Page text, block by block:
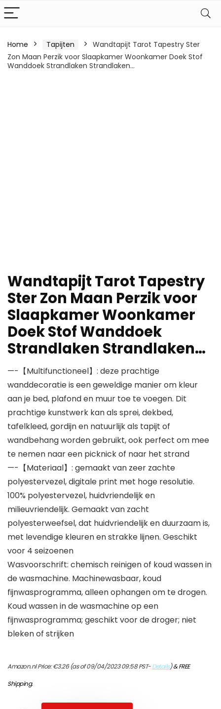
Home Tapijten
Wandtapijt Tarot Tapestry Ster
Zon Maan Perzik voor Slaapkamer Woonkamer Doek Stof
Wanddoek Strandlaken Strandlaken…
Wandtapijt Tarot Tapestry
Ster Zon Maan Perzik voor
Slaapkamer Woonkamer
Doek Stof Wanddoek
Strandlaken Strandlaken…
—-【Multifunctioneel】: deze prachtige
wanddecoratie is een geweldige manier om kleur
aan je bed, plafond en muur toe te voegen. Dit
prachtige kunstwerk kan als sprei, dekbed,
tafelkleed, gordijn en natuurlijk als tapijt of
wandbehang worden gebruikt, ook perfect om mee
te nemen naar een picknick of naar het strand
—-【Materiaal】: gemaakt van zeer zachte
polyestervezel, digitale print met hoge resolutie.
100% polyestervezel, huidvriendelijk en
milieuvriendelijk. Gemaakt van zacht
polyesterweefsel, dat huidvriendelijk en duurzaam is,
met levendige kleuren en strakke lijnen. Geschikt
voor 4 seizoenen
Wasvoorschrift: chemisch reinigen of koud wassen in
de wasmachine. Machinewasbaar, koud
fijnwasprogramma, alleen ophangen om te drogen.
Koud wassen in de wasmachine op een
fijnwasprogramma; geschikt voor de droger; niet
bleken of strijken
Amazon.nl Price:€3.26(as of 09/04/2023 09:58 PST-Details)&FREE
Shipping.